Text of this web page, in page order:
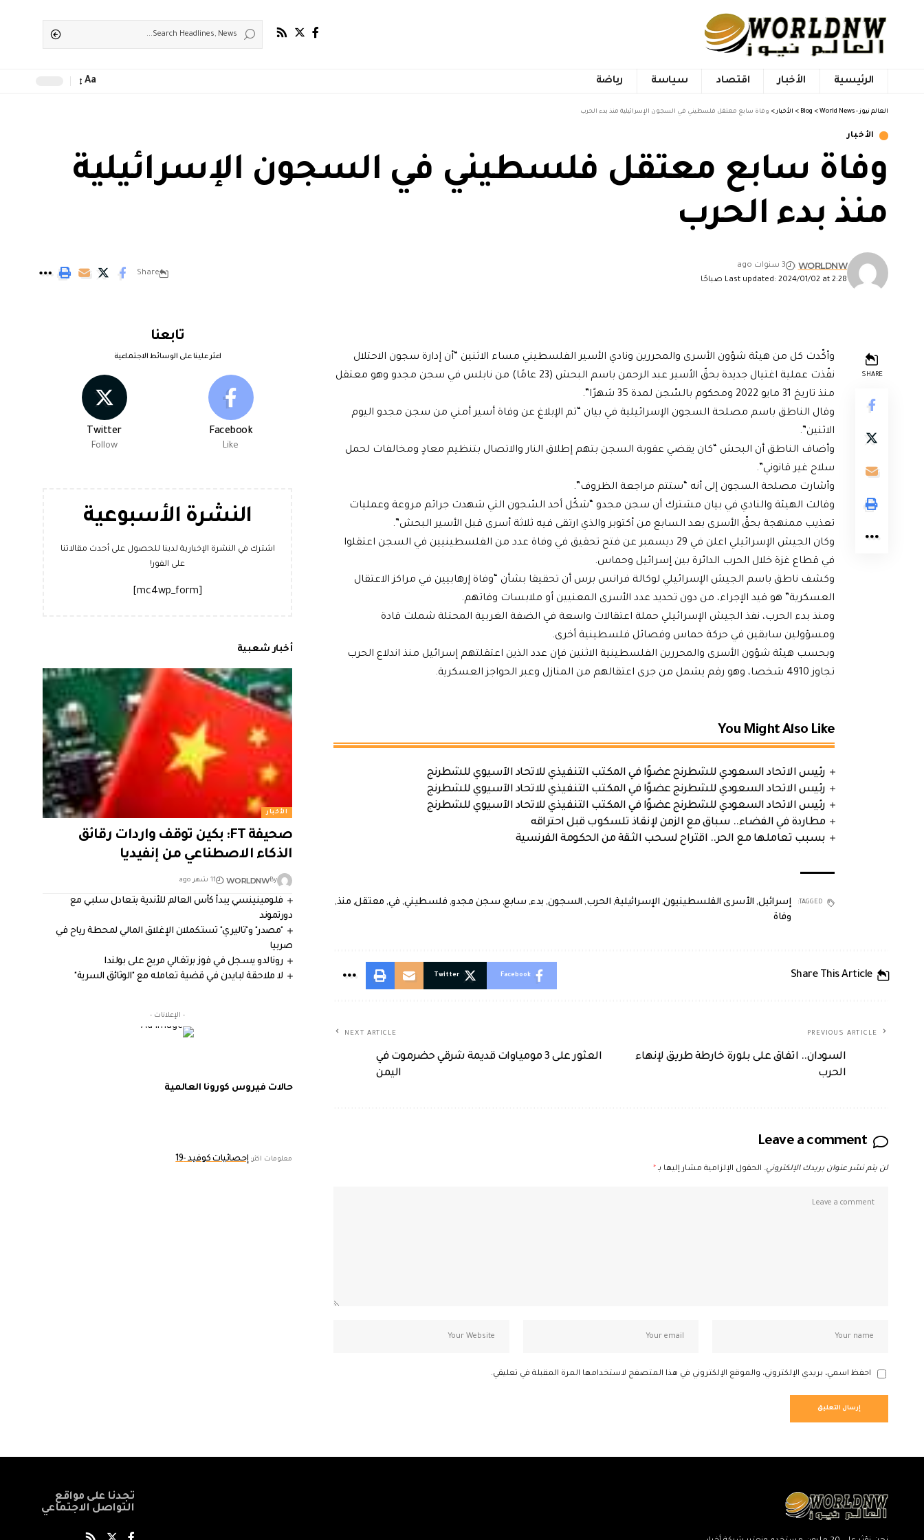
الرئيسية الأخبار اقتصاد سياسة رياضة Aa
العالم نيوز - World News >
Blog
> الأخبار > وفاة سابع معتقل فلسطيني في السجون الإسرائيلية منذ بدء الحرب
الأخبار
وفاة سابع معتقل فلسطيني في السجون الإسرائيلية
منذ بدء الحرب
Last updated: 2024/01/02 at 2:28 صباحًا
WORLDNW
3 سنوات ago
Share
SHARE
وأكّدت كل من هيئة شؤون الأسرى والمحررين ونادي الأسير الفلسطيني مساء الاثنين “أن إدارة سجون الاحتلال
نفّذت عملية اغتيال جديدة بحقّ الأسير عبد الرحمن باسم البحش (23 عامًا) من نابلس في سجن مجدو وهو معتقل
منذ تاريخ 31 مايو 2022 ومحكوم بالسّجن لمدة 35 شهرًا”.
وقال الناطق باسم مصلحة السجون الإسرائيلية في بيان “تم الإبلاغ عن وفاة أسير أمني من سجن مجدو اليوم
الاثنين”.
وأضاف الناطق أن البحش “كان يقضي عقوبة السجن بتهم إطلاق النار والاتصال بتنظيم معادٍ ومخالفات لحمل
سلاح غير قانوني”.
وأشارت مصلحة السجون إلى أنه “ستتم مراجعة الظروف”.
وقالت الهيئة والنادي في بيان مشترك أن سجن مجدو “شكّل أحد السّجون التي شهدت جرائم مروعة وعمليات
تعذيب ممنهجة بحقّ الأسرى بعد السابع من أكتوبر والذي ارتقى فيه ثلاثة أسرى قبل الأسير البحش”.
وكان الجيش الإسرائيلي اعلن في 29 ديسمبر عن فتح تحقيق في وفاة عدد من الفلسطينيين في السجن اعتقلوا
في قطاع غزة خلال الحرب الدائرة بين إسرائيل وحماس.
وكشف ناطق باسم الجيش الإسرائيلي لوكالة فرانس برس أن تحقيقا بشأن “وفاة إرهابيين في مراكز الاعتقال
العسكرية” هو قيد الإجراء، من دون تحديد عدد الأسرى المعنيين أو ملابسات وفاتهم.
ومنذ بدء الحرب، نفذ الجيش الإسرائيلي حملة اعتقالات واسعة في الضفة الغربية المحتلة شملت قادة
ومسؤولين سابقين في حركة حماس وفصائل فلسطينية أخرى.
وبحسب هيئة شؤون الأسرى والمحررين الفلسطينية الاثنين فإن عدد الذين اعتقلتهم إسرائيل منذ اندلاع الحرب
تجاوز 4910 شخصا، وهو رقم يشمل من جرى اعتقالهم من المنازل وعبر الحواجز العسكرية.
You Might Also Like
رئيس الاتحاد السعودي للشطرنج عضوًا في المكتب التنفيذي للاتحاد الآسيوي للشطرنج
رئيس الاتحاد السعودي للشطرنج عضوًا في المكتب التنفيذي للاتحاد الآسيوي للشطرنج
رئيس الاتحاد السعودي للشطرنج عضوًا في المكتب التنفيذي للاتحاد الآسيوي للشطرنج
مطاردة في الفضاء.. سباق مع الزمن لإنقاذ تلسكوب قبل احتراقه
بسبب تعاملها مع الحر.. اقتراح لسحب الثقة من الحكومة الفرنسية
TAGGED: إسرائيل, الأسرى الفلسطينيون, الإسرائيلية, الحرب, السجون, بدء, سابع, سجن مجدو, فلسطيني, في, معتقل, منذ,
وفاة
Share This Article
Facebook
Twitter
PREVIOUS ARTICLE
السودان.. اتفاق على بلورة خارطة طريق لإنهاء
الحرب
NEXT ARTICLE
العثور على 3 مومياوات قديمة شرقي حضرموت في
اليمن
Leave a comment
لن يتم نشر عنوان بريدك الإلكتروني. الحقول الإلزامية مشار إليها بـ*
احفظ اسمي، بريدي الإلكتروني، والموقع الإلكتروني في هذا المتصفح لاستخدامها المرة المقبلة في تعليقي.
تابعنا
اعثر علينا على الوسائط الاجتماعية
Facebook
Like
Twitter
Follow
النشرة الأسبوعية
اشترك في النشرة الإخبارية لدينا للحصول على أحدث مقالاتنا
على الفور!
[mc4wp_form]
أخبار شعبية
الأخبار
صحيفة FT: بكين توقف واردات رقائق
الذكاء الاصطناعي من إنفيديا
By
WORLDNW 11 شهر ago
فلومينينسي يبدأ كأس العالم للأندية بتعادل سلبي مع
دورتموند
"مصدر" و"تاليري" تستكملان الإغلاق المالي لمحطة رياح في
صربيا
رونالدو يسجل في فوز برتغالي مريح على بولندا
لا ملاحقة لبايدن في قضية تعامله مع "الوثائق السرية"
- الإعلانات -
حالات فيروس كورونا العالمية
معلومات اكثر: إحصائيات كوفيد -19
تجدنا على مواقع
التواصل الاجتماعي